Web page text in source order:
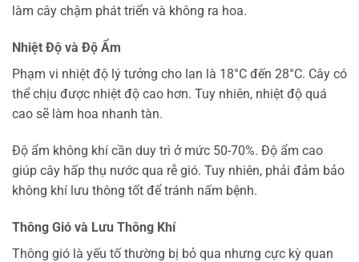
làm cây chậm phát triển và không ra hoa.
Nhiệt Độ và Độ Ẩm
Phạm vi nhiệt độ lý tưởng cho lan là 18°C đến 28°C. Cây có
thể chịu được nhiệt độ cao hơn. Tuy nhiên, nhiệt độ quá
cao sẽ làm hoa nhanh tàn.
Độ ẩm không khí cần duy trì ở mức 50-70%. Độ ẩm cao
giúp cây hấp thụ nước qua rễ gió. Tuy nhiên, phải đảm bảo
không khí lưu thông tốt để tránh nấm bệnh.
Thông Gió và Lưu Thông Khí
Thông gió là yếu tố thường bị bỏ qua nhưng cực kỳ quan